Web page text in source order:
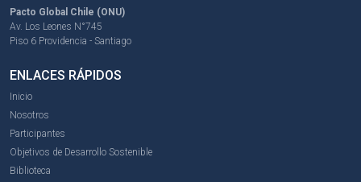
Pacto Global Chile (ONU)
Av. Los Leones N°745
Piso 6 Providencia - Santiago
ENLACES RÁPIDOS
Inicio
Nosotros
Participantes
Objetivos de Desarrollo Sostenible
Biblioteca